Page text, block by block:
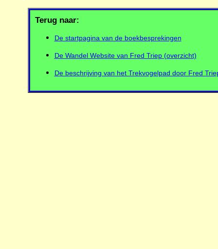
Terug naar:
De startpagina van de boekbesprekingen
De Wandel Website van Fred Triep (overzicht)
De beschrijving van het Trekvogelpad door Fred